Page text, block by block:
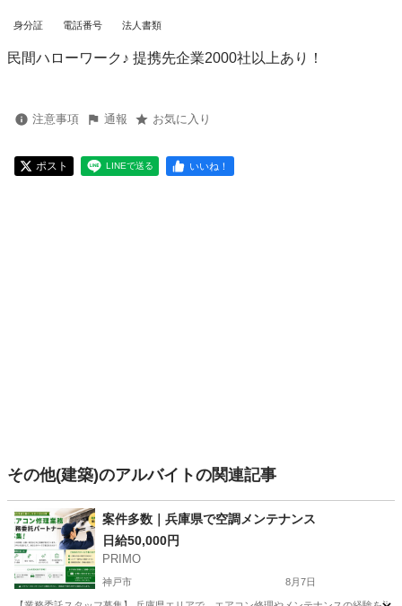
身分証 電話番号 法人書類
民間ハローワーク♪ 提携先企業2000社以上あり！
注意事項 通報 お気に入り
ポスト LINEで送る いいね！
その他(建築)のアルバイトの関連記事
案件多数｜兵庫県で空調メンテナンス
日給50,000円
PRIMO
神戸市 8月7日